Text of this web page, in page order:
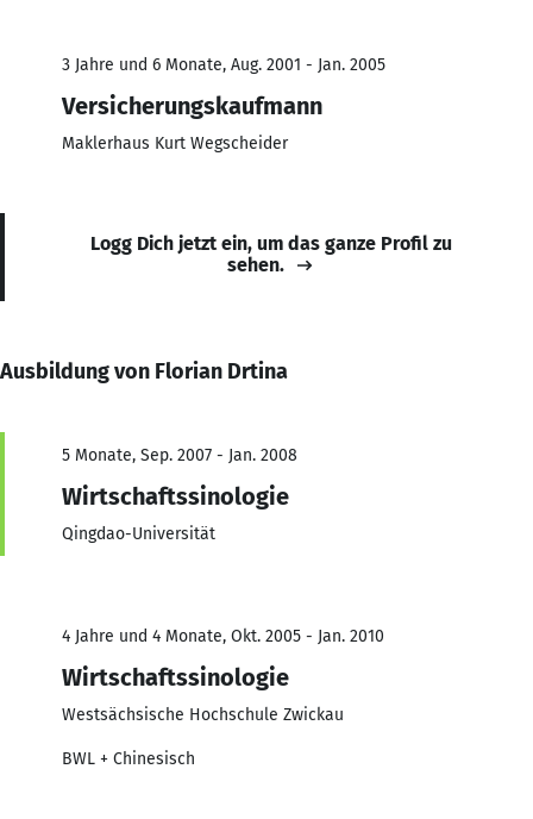
3 Jahre und 6 Monate, Aug. 2001 - Jan. 2005
Versicherungskaufmann
Maklerhaus Kurt Wegscheider
Logg Dich jetzt ein, um das ganze Profil zu
sehen.
Ausbildung von Florian Drtina
5 Monate, Sep. 2007 - Jan. 2008
Wirtschaftssinologie
Qingdao-Universität
4 Jahre und 4 Monate, Okt. 2005 - Jan. 2010
Wirtschaftssinologie
Westsächsische Hochschule Zwickau
BWL + Chinesisch